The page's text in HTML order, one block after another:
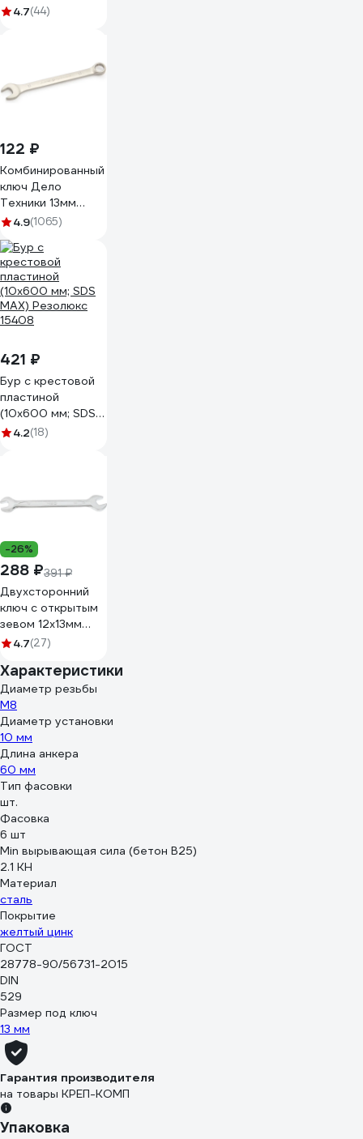
13-16 мм, L-188 мм
4.7(44)
122 ₽
Комбинированный
ключ Дело
Техники 13мм
511013
4.9(1065)
421 ₽
Бур с крестовой
пластиной
(10х600 мм; SDS
MAX) Резолюкс
4.2(18)
-26%
288 ₽391 ₽
Двухсторонний
ключ с открытым
зевом 12x13мм
NEO Tools 09-812
4.7(27)
Характеристики
Диаметр резьбы
М8
Диаметр установки
10 мм
Длина анкера
60 мм
Тип фасовки
шт.
Фасовка
6 шт
Min вырывающая сила (бетон B25)
2.1 КН
Материал
сталь
Покрытие
желтый цинк
ГОСТ
28778-90/56731-2015
DIN
529
Размер под ключ
13 мм
Гарантия производителя
на товары КРЕП-КОМП
Упаковка